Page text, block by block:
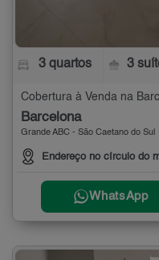
3 quartos 3
Cobertura à Venda na
Barcelona
Grande ABC - São Caetano do Sul
Endereço no círculo do
WhatsApp